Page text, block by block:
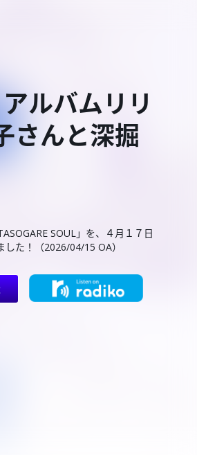
ルバムリリ
さんと深掘
SOUL」を、４月１７日
した！（2026/04/15 OA）